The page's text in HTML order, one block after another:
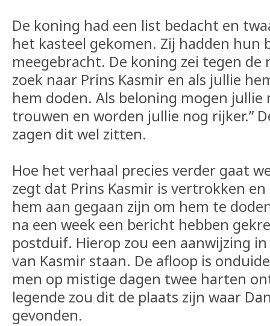
De koning had een list bedacht en
het kasteel gekomen. Zij hadden hun
meegebracht. De koning zei tegen de
zoek naar Prins Kasmir en als jullie
hem doden. Als beloning mogen
trouwen en worden jullie nog rijker.”
zagen dit wel zitten.
Hoe het verhaal precies verder gaat
zegt dat Prins Kasmir is vertrokken
hem aan gegaan zijn om hem te
na een week een bericht hebben
postduif. Hierop zou een aanwijzing
van Kasmir staan. De afloop is
men op mistige dagen twee harten
legende zou dit de plaats zijn waar
gevonden.